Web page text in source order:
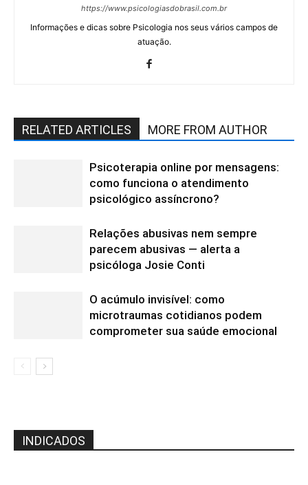
https://www.psicologiasdobrasil.com.br
Informações e dicas sobre Psicologia nos seus vários campos de
atuação.
RELATED ARTICLES MORE FROM AUTHOR
Psicoterapia online por mensagens:
como funciona o atendimento
psicológico assíncrono?
Relações abusivas nem sempre
parecem abusivas — alerta a
psicóloga Josie Conti
O acúmulo invisível: como
microtraumas cotidianos podem
comprometer sua saúde emocional
INDICADOS